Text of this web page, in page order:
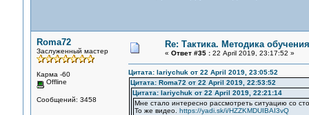
Roma72
Заслуженный мастер
Карма -60
Offline
Сообщений: 3458
Re: Тактика. Методика обучения
« Ответ #35 :22 April 2019, 23:17:52 »
Цитата: lariychuk от 22 April 2019, 23:05:52
Цитата: Roma72 от 22 April 2019, 22:53:52
Цитата: lariychuk от 22 April 2019, 22:21:14
Мне стало интересно рассмотреть ситуацию со
То же видео. https://yadi.sk/i/HZZKMDUIBAI3vQ